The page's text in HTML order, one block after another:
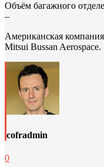
Объём багажного
–
Американская
Mitsui Bussan Aerospace.
cofradmin
0